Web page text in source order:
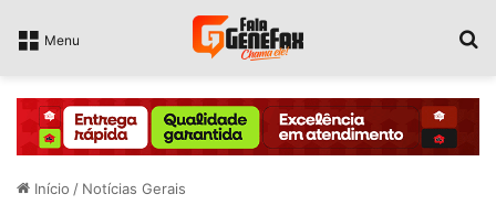
Menu
Início / Notícias Gerais